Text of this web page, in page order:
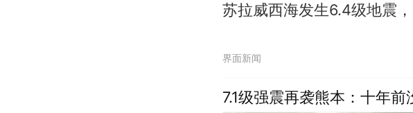
苏拉威西海发生6.4级地震
界面新闻
7.1级强震再袭熊本：十年